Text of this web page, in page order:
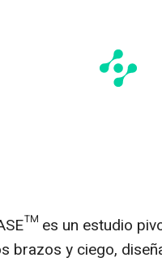
es un estudio
brazos y ciego,